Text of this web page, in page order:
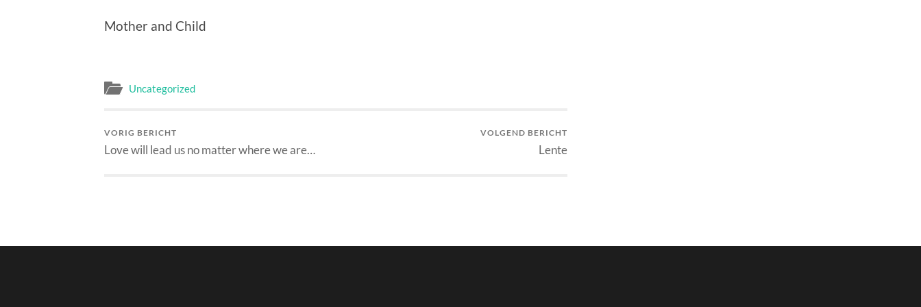
Mother and Child
Uncategorized
VORIG BERICHT
Love will lead us no matter where we are…
VOLGEND BERICHT
Lente